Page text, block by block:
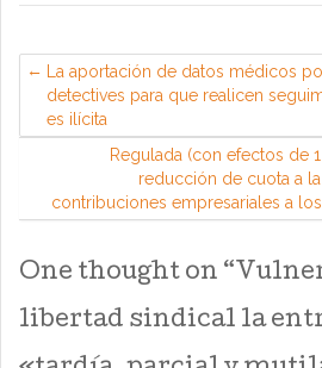
La aportación de datos médicos
detectives para que realicen
es ilícita
Regulada (con efectos de
reducción de cuota a
contribuciones empresariales a
One thought on “
libertad sindical la